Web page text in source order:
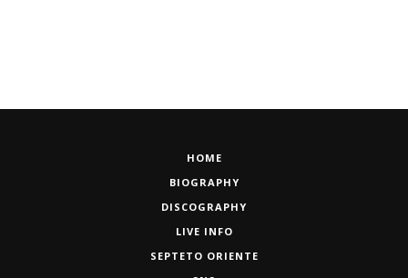
HOME
BIOGRAPHY
DISCOGRAPHY
LIVE INFO
SEPTETO ORIENTE